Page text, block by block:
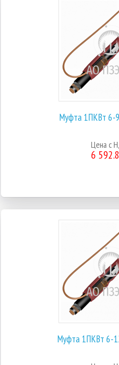
Муфта 1ПКВт 6-
Цена с
6
Муфта 1ПКВт 6-